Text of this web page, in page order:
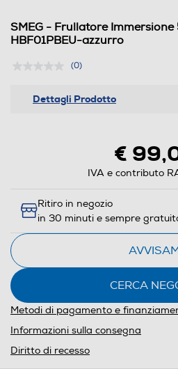
SMEG - Frullatore
HBF01PBEU-azzurro
(0)
Dettagli Prodotto
€
IVA e contributo
Ritiro in negozio
in 30 minuti e sempre
CERCA
Metodi di pagamento e
Informazioni sulla consegna
Diritto di recesso